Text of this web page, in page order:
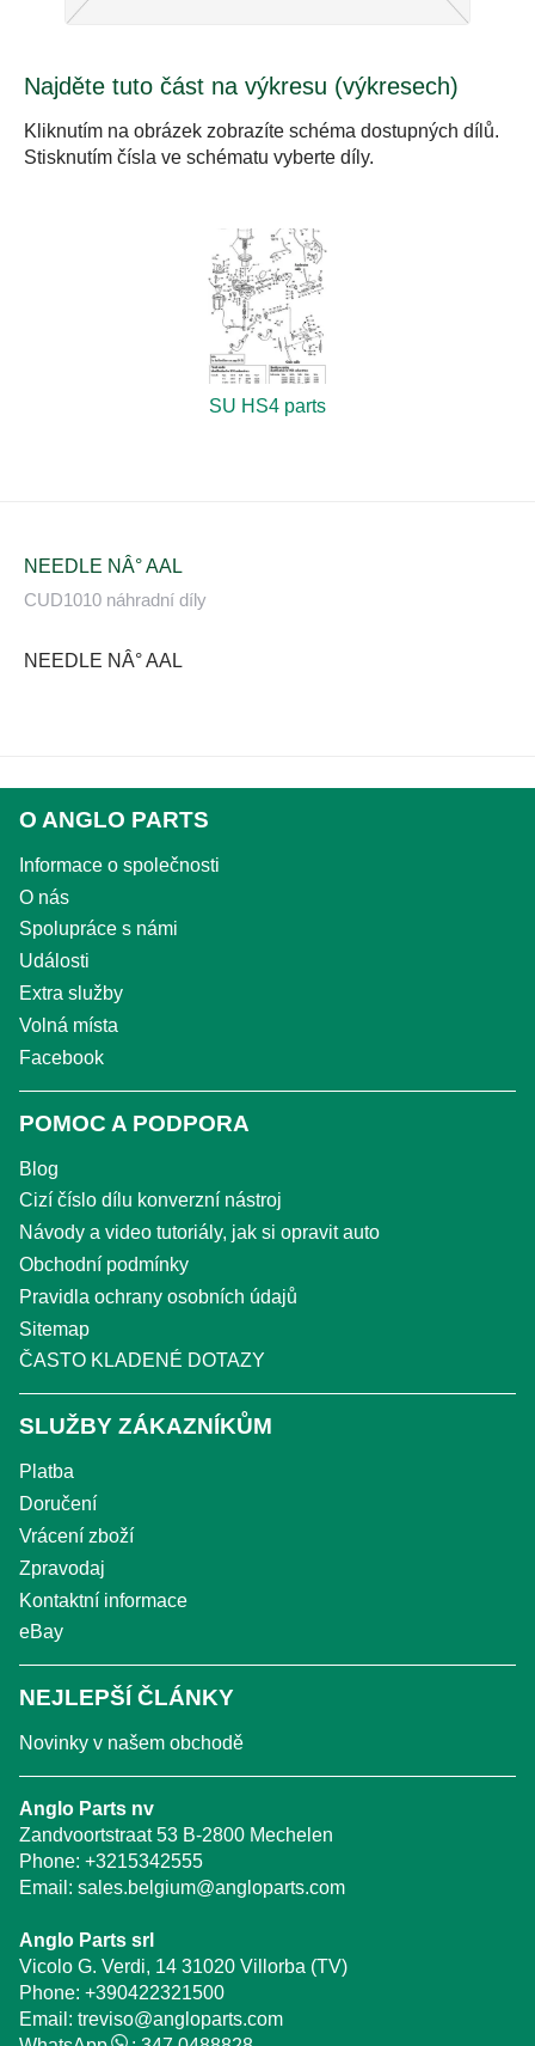
Najděte tuto část na výkresu (výkresech)
Kliknutím na obrázek zobrazíte schéma dostupných dílů.
Stisknutím čísla ve schématu vyberte díly.
SU HS4 parts
NEEDLE NÂ° AAL
CUD1010 náhradní díly
NEEDLE NÂ° AAL
O ANGLO PARTS
Informace o společnosti
O nás
Spolupráce s námi
Události
Extra služby
Volná místa
Facebook
POMOC A PODPORA
Blog
Cizí číslo dílu konverzní nástroj
Návody a video tutoriály, jak si opravit auto
Obchodní podmínky
Pravidla ochrany osobních údajů
Sitemap
ČASTO KLADENÉ DOTAZY
SLUŽBY ZÁKAZNÍKŮM
Platba
Doručení
Vrácení zboží
Zpravodaj
Kontaktní informace
eBay
NEJLEPŠÍ ČLÁNKY
Novinky v našem obchodě
Anglo Parts nv
Zandvoortstraat 53 B-2800 Mechelen
Phone: +3215342555
Email: sales.belgium@angloparts.com
Anglo Parts srl
Vicolo G. Verdi, 14 31020 Villorba (TV)
Phone: +390422321500
Email: treviso@angloparts.com